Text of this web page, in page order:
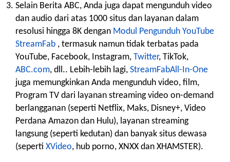
Selain Berita ABC, Anda juga dapat mengunduh video
dan audio dari atas 1000 situs dan layanan dalam
resolusi hingga 8K dengan Modul Pengunduh YouTube
StreamFab , termasuk namun tidak terbatas pada
YouTube, Facebook, Instagram, Twitter, TikTok,
ABC.com, dll.. Lebih-lebih lagi, StreamFabAll-In-One
juga memungkinkan Anda mengunduh video, film,
Program TV dari layanan streaming video on-demand
berlangganan (seperti Netflix, Maks, Disney+, Video
Perdana Amazon dan Hulu), layanan streaming
langsung (seperti kedutan) dan banyak situs dewasa
(seperti XVideo, hub porno, XNXX dan XHAMSTER).